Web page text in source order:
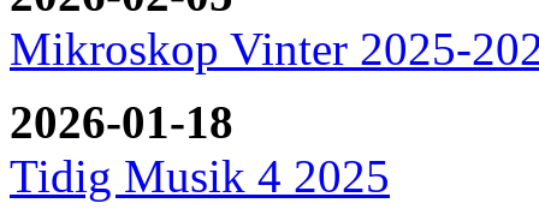
Mikroskop Vinter 2025-
2026-01-18
Tidig Musik 4 2025